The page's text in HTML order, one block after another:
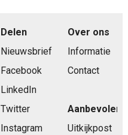
Delen
Nieuwsbrief
Facebook
LinkedIn
Twitter
Instagram
Over ons
Informatie
Contact
Aanbevolen
Uitkijkpost